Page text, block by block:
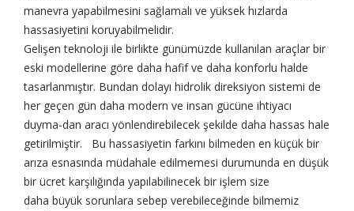
manevra yapabilmesini sağlamalı ve yüksek hızlarda
hassasiyetini koruyabilmelidir.
Gelişen teknoloji ile birlikte günümüzde kullanılan araçlar bir
eski modellerine göre daha hafif ve daha konforlu halde
tasarlanmıştır. Bundan dolayı hidrolik direksiyon sistemi de
her geçen gün daha modern ve insan gücüne ihtiyacı
duyma-dan aracı yönlendirebilecek şekilde daha hassas hale
getirilmiştir. Bu hassasiyetin farkını bilmeden en küçük bir
arıza esnasında müdahale edilmemesi durumunda en düşük
bir ücret karşılığında yapılabilinecek bir işlem size
daha büyük sorunlara sebep verebileceğinde bilmemiz